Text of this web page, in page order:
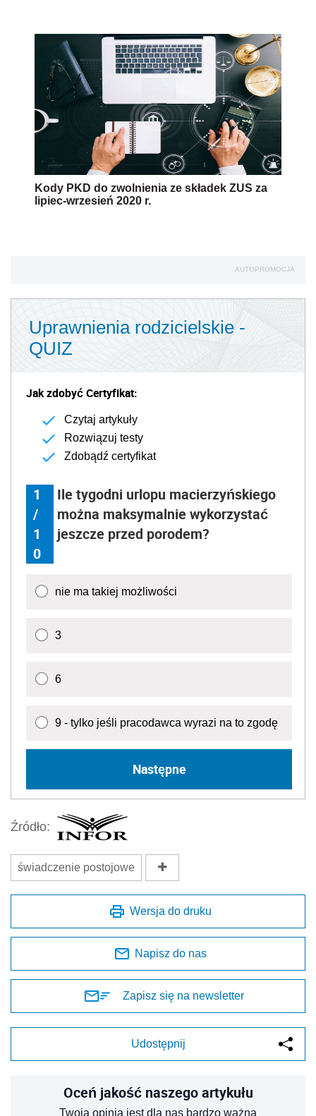
Kody PKD do zwolnienia ze składek ZUS za
lipiec-wrzesień 2020 r.
AUTOPROMOCJA
Uprawnienia rodzicielskie -
QUIZ
Jak zdobyć Certyfikat:
Czytaj artykuły
Rozwiązuj testy
Zdobądź certyfikat
1
/
1
0
Ile tygodni urlopu macierzyńskiego
można maksymalnie wykorzystać
jeszcze przed porodem?
nie ma takiej możliwości
3
6
9 - tylko jeśli pracodawca wyrazi na to zgodę
Następne
Źródło:
świadczenie postojowe
Wersja do druku
Napisz do nas
Zapisz się na newsletter
Udostępnij
Oceń jakość naszego artykułu
Twoja opinia jest dla nas bardzo ważna